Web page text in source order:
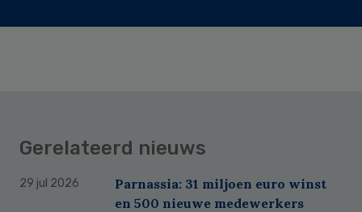
Gerelateerd nieuws
29 jul 2026
Parnassia: 31 miljoen euro winst
en 500 nieuwe medewerkers